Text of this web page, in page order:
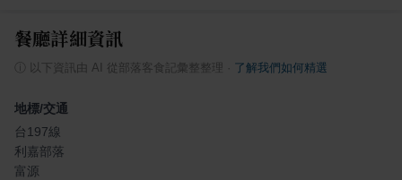
餐廳詳細資訊
ⓘ 以下資訊由 AI 從部落客食記彙整整理 了解我們如何精選
地標/交通
台197線
利嘉部落
富源